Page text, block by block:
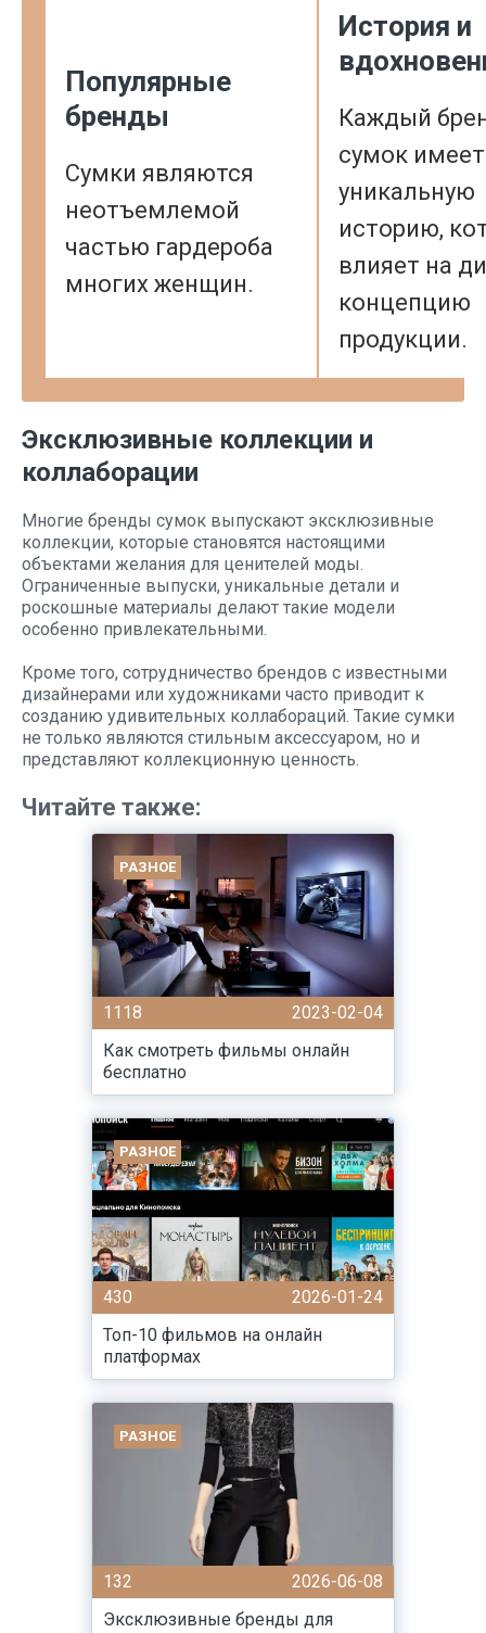
Популярные
бренды
Сумки являются
неотъемлемой
частью гардероба
многих женщин.
История и
Каждый
сумок
уникальную
историю,
влияет на
концепцию
продукции.
Эксклюзивные коллекции и
коллаборации
Многие бренды сумок выпускают эксклюзивные
коллекции, которые становятся настоящими
объектами желания для ценителей моды.
Ограниченные выпуски, уникальные детали и
роскошные материалы делают такие модели
особенно привлекательными.
Кроме того, сотрудничество брендов с известными
дизайнерами или художниками часто приводит к
созданию удивительных коллабораций. Такие сумки
не только являются стильным аксессуаром, но и
представляют коллекционную ценность.
Читайте также:
РАЗНОЕ
1118
2023-02-04
Как смотреть фильмы онлайн
бесплатно
РАЗНОЕ
430
2026-01-24
Топ-10 фильмов на онлайн
платформах
РАЗНОЕ
132
2026-06-08
Эксклюзивные бренды для